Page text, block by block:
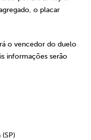
o placar
o vencedor do duelo
informações serão